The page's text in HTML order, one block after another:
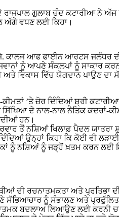
ਰਾਜਪਾਲ ਗੁਲਾਬ ਚੰਦ ਕਟਾਰੀਆ ਨੇ
ਅੱਗੇ ਵਧਣ ਲਈ ਕਿਹਾ।
ਕਾਲਜ ਆਫ ਫਾਈਨ ਆਰਟਸ ਜਲੰਧਰ
ਨੂੰ ਆਪਣੇ ਸੰਕਲਪਾਂ ਨੂੰ ਸਾਕਾਰ
ਵਿਕਾਸ ਵਿੱਚ ਯੋਗਦਾਨ ਪਾਉਣ ਦਾ
’ਤੇ ਜ਼ੋਰ ਦਿੰਦਿਆਂ ਸ਼੍ਰੀ
ਦੇ ਨਾਲ-ਨਾਲ ਨੈਤਿਕ ਕਦਰਾਂ-
ਹਨ।
ਤੋਂ ਨਸ਼ਿਆਂ ਖਿਲਾਫ਼ ਪੈਦਲ
ਉਨ੍ਹਾਂ ਕਿਹਾ ਕਿ ਕੋਈ ਵੀ
ਨੂੰ ਨਸ਼ਿਆਂ ਨੂੰ ਜੜ੍ਹੋਂ ਖ਼ਤਮ ਕਰਨ ਲਈ
ਦੀ ਰਚਨਾਤਮਕਤਾ ਅਤੇ ਪ੍ਰਤਿਭਾ
ਸੱਭਿਆਚਾਰ ਨੂੰ ਸੰਭਾਲਣ ਅਤੇ ਪ੍ਰਫੁੱਲਿਤ
ਬਦਲਾਅ ਲਿਆਉਣ ਲਈ ਕਰਨੀ